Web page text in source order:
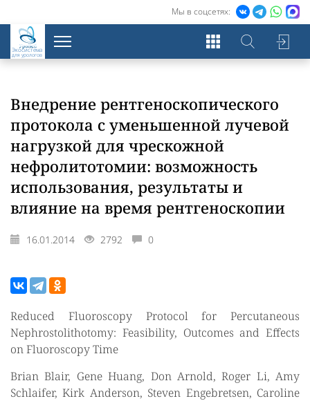
Мы в соцсетях:
Экосистема
для урологов
Внедрение рентгеноскопического
протокола с уменьшенной лучевой
нагрузкой для чрескожной
нефролитотомии: возможность
использования, результаты и
влияние на время рентгеноскопии
16.01.2014 2792 0
Reduced Fluoroscopy Protocol for Percutaneous
Nephrostolithotomy: Feasibility, Outcomes and Effects
on Fluoroscopy Time
Brian Blair, Gene Huang, Don Arnold, Roger Li, Amy
Schlaifer, Kirk Anderson, Steven Engebretsen, Caroline